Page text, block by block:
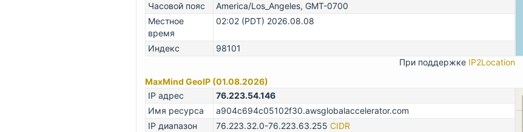
Часовой пояс
America/Los_Angeles, GMT-0700
Местное
время
02:02 (PDT) 2026.08.08
Индекс
98101
При поддержке IP2Location
MaxMind GeoIP (01.08.2026)
IP адрес
76.223.54.146
Имя ресурса
a904c694c05102f30.awsglobalaccelerator.com
IP диапазон
76.223.32.0-76.223.63.255 CIDR